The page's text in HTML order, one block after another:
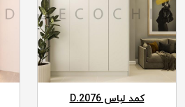
کمد لباس D.2076